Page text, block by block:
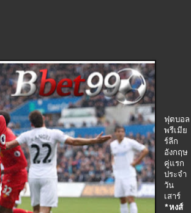
ฟุตบอล
พรีเมีย
ร์ลีก
อังกฤษ
คู่แรก
ประจำ
วัน
เสาร์
*หงส์